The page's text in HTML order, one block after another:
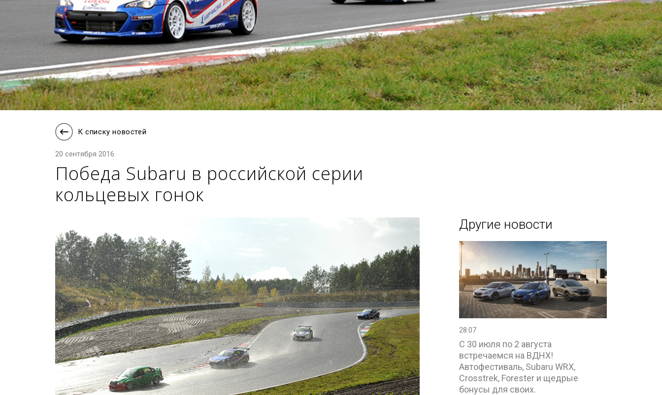
К списку новостей
20 сентября 2016
Победа Subaru в российской серии
кольцевых гонок
Другие новости
28.07
С 30 июля по 2 августа
встречаемся на ВДНХ!
Автофестиваль, Subaru WRX,
Crosstrek, Forester и щедрые
бонусы для своих.